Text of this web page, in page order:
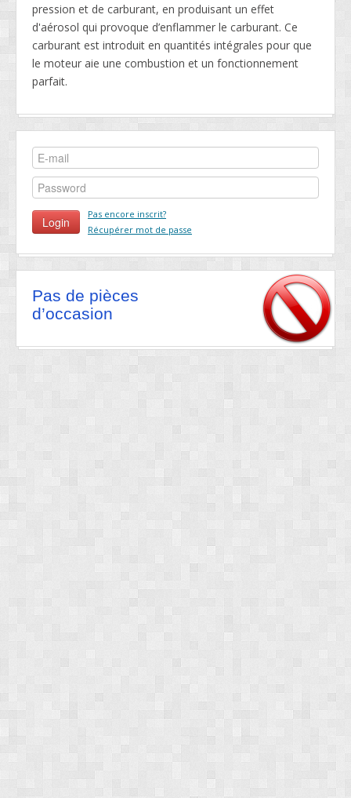
pression et de carburant, en produisant un effet
d'aérosol qui provoque d’enflammer le carburant. Ce
carburant est introduit en quantités intégrales pour que
le moteur aie une combustion et un fonctionnement
parfait.
Pas encore inscrit?
Récupérer mot de passe
Pas de pièces
d’occasion